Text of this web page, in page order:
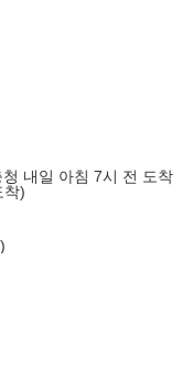
내일 아침 7시 전 도착
착)